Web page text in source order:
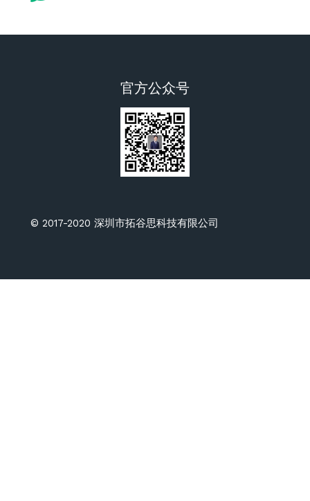
官方公众号
© 2017-2020 深圳市拓谷思科技有限公司